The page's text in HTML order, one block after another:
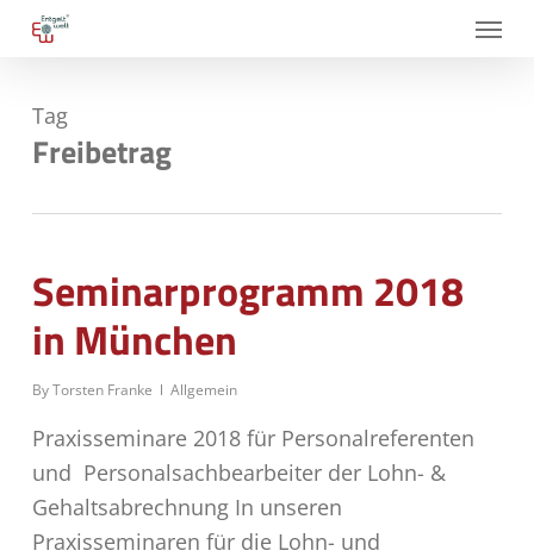
Skip
content
Menu
Tag
Freibetrag
Seminarprogramm 2018
in München
ByTorsten Franke Allgemein
Praxisseminare 2018 für Personalreferenten
und Personalsachbearbeiter der Lohn- &
Gehaltsabrechnung In unseren
Praxisseminaren für die Lohn- und